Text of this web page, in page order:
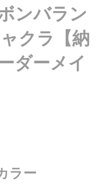
ンバラン
クラ【納
ダーメイ
ラー